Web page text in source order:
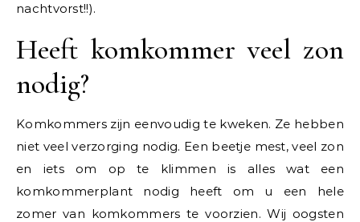
nachtvorst!!).
Heeft komkommer veel zon
nodig?
Komkommers zijn eenvoudig te kweken. Ze hebben
niet veel verzorging nodig. Een beetje mest, veel zon
en iets om op te klimmen is alles wat een
komkommerplant nodig heeft om u een hele
zomer van komkommers te voorzien. Wij oogsten